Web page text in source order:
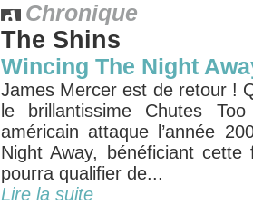
Chronique
The Shins
Wincing The Night
James Mercer est de retour !
le brillantissime Chutes
américain attaque l’année
Night Away, bénéficiant cette
pourra qualifier de...
Lire la suite